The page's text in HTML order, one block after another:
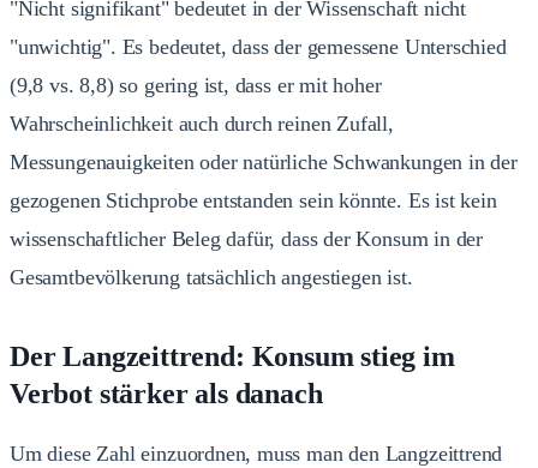
"Nicht signifikant" bedeutet in der Wissenschaft nicht
"unwichtig". Es bedeutet, dass der gemessene Unterschied
(9,8 vs. 8,8) so gering ist, dass er mit hoher
Wahrscheinlichkeit auch durch reinen Zufall,
Messungenauigkeiten oder natürliche Schwankungen in der
gezogenen Stichprobe entstanden sein könnte. Es ist kein
wissenschaftlicher Beleg dafür, dass der Konsum in der
Gesamtbevölkerung tatsächlich angestiegen ist.
Der Langzeittrend: Konsum stieg im
Verbot stärker als danach
Um diese Zahl einzuordnen, muss man den Langzeittrend